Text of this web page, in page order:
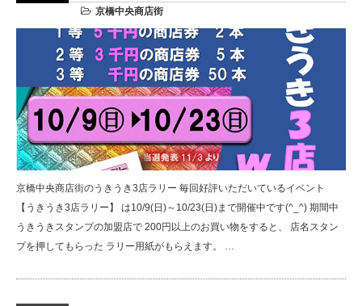
京橋中央商店街
京橋中央商店街のうきうき3店ラリー 毎回好評いただいているイベント
【うきうき3店ラリー】 は10/9(日)～10/23(日)まで開催中です(^_^) 期間中
うきうきスタンプの加盟店で 200円以上のお買い物をすると、 店名スタン
プを押してもらった ラリー用紙がもらえます。 …